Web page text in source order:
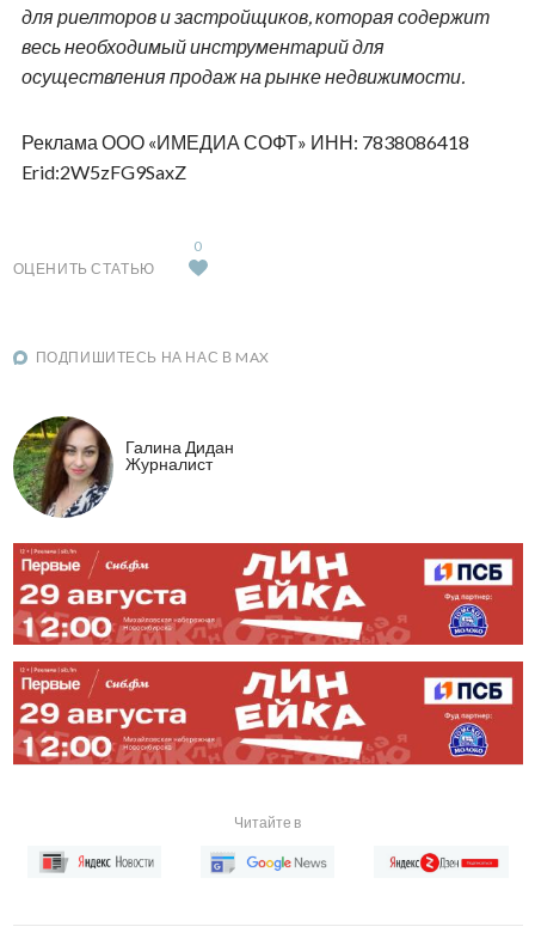
для риелторов и застройщиков, которая содержит
весь необходимый инструментарий для
осуществления продаж на рынке недвижимости.
Реклама ООО «ИМЕДИА СОФТ» ИНН: 7838086418
Erid:2W5zFG9SaxZ
ОЦЕНИТЬ СТАТЬЮ
0
ПОДПИШИТЕСЬ НА НАС В MAX
Галина Дидан
Журналист
Читайте в